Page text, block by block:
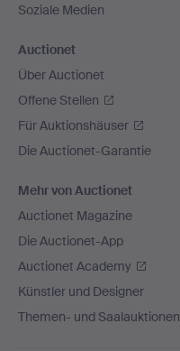
Soziale Medien
Auctionet
Über Auctionet
Offene Stellen
Für Auktionshäuser
Die Auctionet-Garantie
Mehr von Auctionet
Auctionet Magazine
Die Auctionet-App
Auctionet Academy
Künstler und Designer
Themen- und Saalauktionen